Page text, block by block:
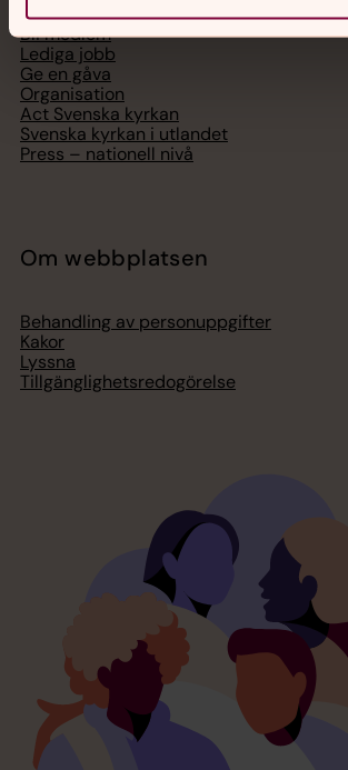
Hitta församling
Bli medlem
Lediga jobb
Ge en gåva
Organisation
Act Svenska kyrkan
Svenska kyrkan i utlandet
Press – nationell nivå
Om webbplatsen
Behandling av personuppgifter
Kakor
Lyssna
Tillgänglighetsredogörelse